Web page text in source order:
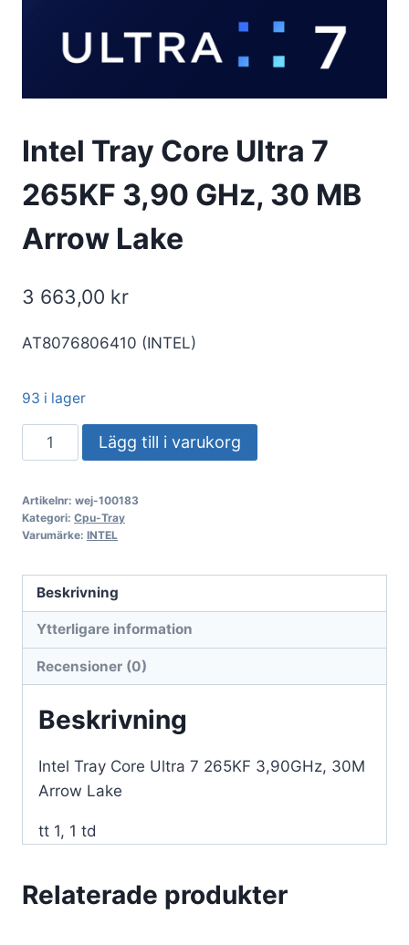
Intel Tray Core Ultra 7
265KF 3,90 GHz, 30 MB
Arrow Lake
3 663,00 kr
AT8076806410 (INTEL)
93 i lager
Intel
Tray
Ultra
7
3,90
GHz,
30
Arrow
Lake
mängd
Lägg till i varukorg
Artikelnr: wej-100183
Kategori: Cpu-Tray
Varumärke: INTEL
Beskrivning
Ytterligare information
Recensioner (0)
Beskrivning
Intel Tray Core Ultra 7 265KF 3,90GHz, 30M
Arrow Lake
tt 1, 1 td
Relaterade produkter